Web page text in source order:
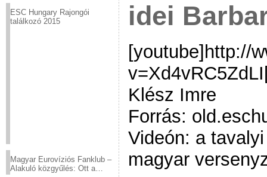
ESC Hungary Rajongói
találkozó 2015
Magyar Eurovíziós Fanklub –
Alakuló közgyűlés: Ott a
idei
[youtube]http://
Klész Imre
Forrás:
Videón: a
magyar